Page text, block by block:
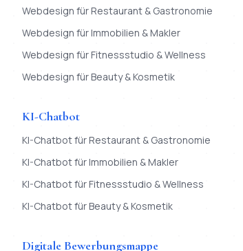
Webdesign fürRestaurant & Gastronomie
Webdesign fürImmobilien & Makler
Webdesign fürFitnessstudio & Wellness
Webdesign fürBeauty & Kosmetik
KI-Chatbot
KI-ChatbotfürRestaurant & Gastronomie
KI-ChatbotfürImmobilien & Makler
KI-ChatbotfürFitnessstudio & Wellness
KI-ChatbotfürBeauty & Kosmetik
Digitale Bewerbungsmappe